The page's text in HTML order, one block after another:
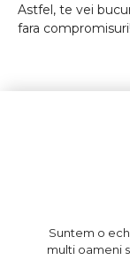
Astfel, te vei
fara compromisuri!
Suntem o
multi oameni